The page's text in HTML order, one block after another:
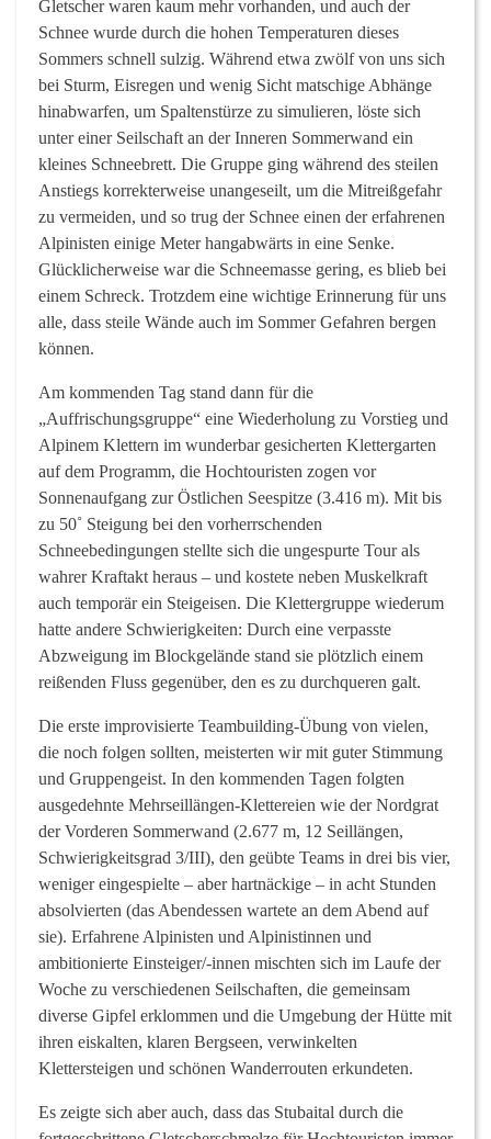
Gletscher waren kaum mehr vorhanden, und auch der
Schnee wurde durch die hohen Temperaturen dieses
Sommers schnell sulzig. Während etwa zwölf von uns sich
bei Sturm, Eisregen und wenig Sicht matschige Abhänge
hinabwarfen, um Spaltenstürze zu simulieren, löste sich
unter einer Seilschaft an der Inneren Sommerwand ein
kleines Schneebrett. Die Gruppe ging während des steilen
Anstiegs korrekterweise unangeseilt, um die Mitreißgefahr
zu vermeiden, und so trug der Schnee einen der erfahrenen
Alpinisten einige Meter hangabwärts in eine Senke.
Glücklicherweise war die Schneemasse gering, es blieb bei
einem Schreck. Trotzdem eine wichtige Erinnerung für uns
alle, dass steile Wände auch im Sommer Gefahren bergen
können.
Am kommenden Tag stand dann für die
„Auffrischungsgruppe“ eine Wiederholung zu Vorstieg und
Alpinem Klettern im wunderbar gesicherten Klettergarten
auf dem Programm, die Hochtouristen zogen vor
Sonnenaufgang zur Östlichen Seespitze (3.416 m). Mit bis
zu 50˚ Steigung bei den vorherrschenden
Schneebedingungen stellte sich die ungespurte Tour als
wahrer Kraftakt heraus – und kostete neben Muskelkraft
auch temporär ein Steigeisen. Die Klettergruppe wiederum
hatte andere Schwierigkeiten: Durch eine verpasste
Abzweigung im Blockgelände stand sie plötzlich einem
reißenden Fluss gegenüber, den es zu durchqueren galt.
Die erste improvisierte Teambuilding-Übung von vielen,
die noch folgen sollten, meisterten wir mit guter Stimmung
und Gruppengeist. In den kommenden Tagen folgten
ausgedehnte Mehrseillängen-Klettereien wie der Nordgrat
der Vorderen Sommerwand (2.677 m, 12 Seillängen,
Schwierigkeitsgrad 3/III), den geübte Teams in drei bis vier,
weniger eingespielte – aber hartnäckige – in acht Stunden
absolvierten (das Abendessen wartete an dem Abend auf
sie). Erfahrene Alpinisten und Alpinistinnen und
ambitionierte Einsteiger/-innen mischten sich im Laufe der
Woche zu verschiedenen Seilschaften, die gemeinsam
diverse Gipfel erklommen und die Umgebung der Hütte mit
ihren eiskalten, klaren Bergseen, verwinkelten
Klettersteigen und schönen Wanderrouten erkundeten.
Es zeigte sich aber auch, dass das Stubaital durch die